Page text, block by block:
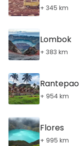
+ 345 km
Lombok
+ 383 km
Rantepao
+ 954 km
Flores
+ 995 km